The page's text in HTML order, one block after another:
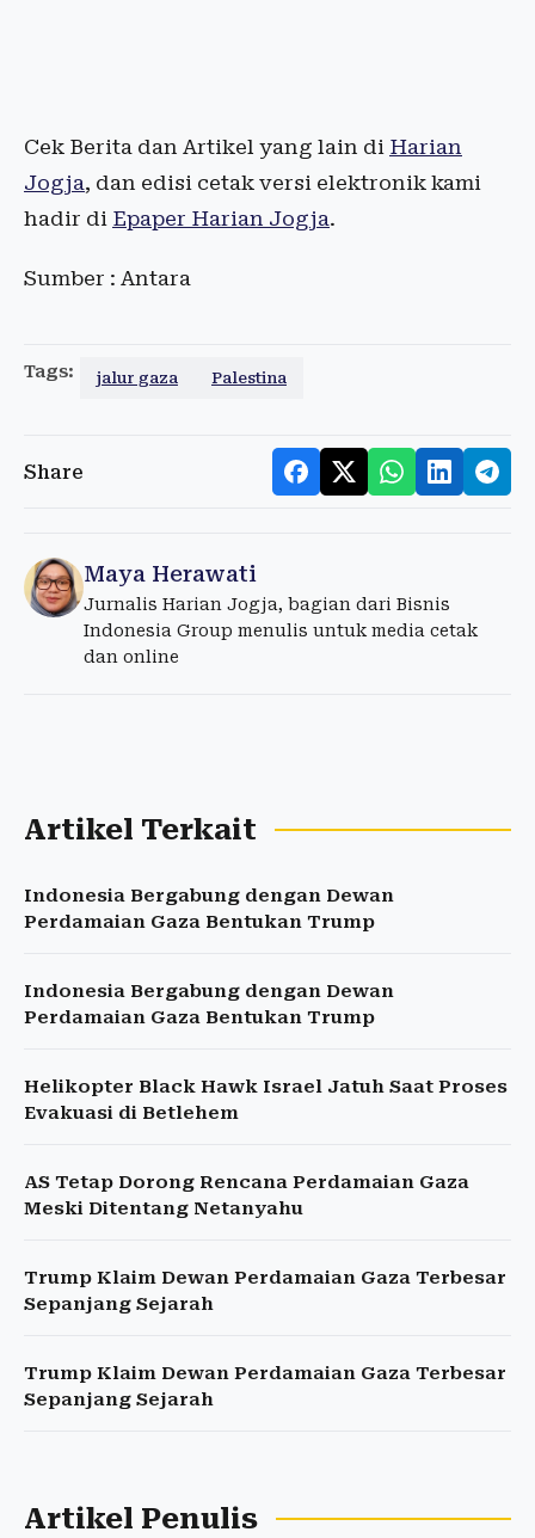
Cek Berita dan Artikel yang lain di Harian
Jogja, dan edisi cetak versi elektronik kami
hadir di Epaper Harian Jogja.
Sumber : Antara
Tags: jalur gaza Palestina
Share
Maya Herawati
Jurnalis Harian Jogja, bagian dari Bisnis
Indonesia Group menulis untuk media cetak
dan online
Artikel Terkait
Indonesia Bergabung dengan Dewan
Perdamaian Gaza Bentukan Trump
Indonesia Bergabung dengan Dewan
Perdamaian Gaza Bentukan Trump
Helikopter Black Hawk Israel Jatuh Saat Proses
Evakuasi di Betlehem
AS Tetap Dorong Rencana Perdamaian Gaza
Meski Ditentang Netanyahu
Trump Klaim Dewan Perdamaian Gaza Terbesar
Sepanjang Sejarah
Trump Klaim Dewan Perdamaian Gaza Terbesar
Sepanjang Sejarah
Artikel Penulis